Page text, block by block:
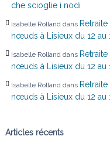
che scioglie i nodi
Isabelle Rollanddans
nœuds à Lisieux du 12 au
Isabelle Rollanddans
nœuds à Lisieux du 12 au
Isabelle Rollanddans
nœuds à Lisieux du 12 au
Articles récents